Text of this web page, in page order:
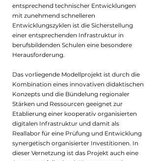
entsprechend technischer Entwicklungen
mit zunehmend schnelleren
Entwicklungszyklen ist die Sicherstellung
einer entsprechenden Infrastruktur in
berufsbildenden Schulen eine besondere
Herausforderung.
Das vorliegende Modellprojekt ist durch die
Kombination eines innovativen didaktischen
Konzepts und die Bündelung regionaler
Stärken und Ressourcen geeignet zur
Etablierung einer kooperativ organisierten
digitalen Infrastruktur und damit als
Reallabor für eine Prüfung und Entwicklung
synergetisch organisierter Investitionen. In
dieser Vernetzung ist das Projekt auch eine